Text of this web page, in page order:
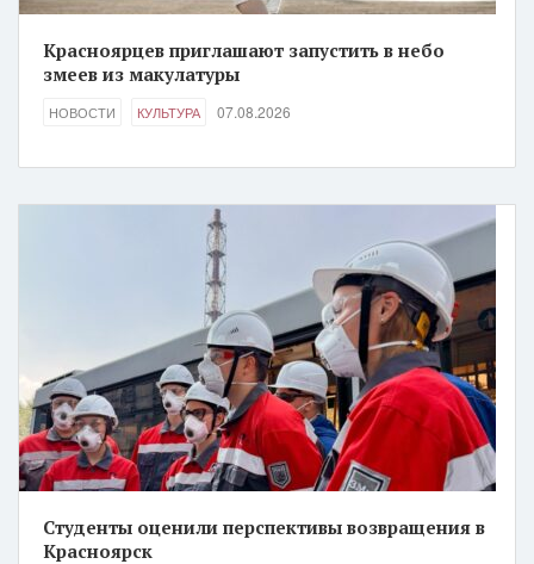
Красноярцев приглашают запустить в небо
змеев из макулатуры
НОВОСТИ КУЛЬТУРА 07.08.2026
Студенты оценили перспективы возвращения в
Красноярск